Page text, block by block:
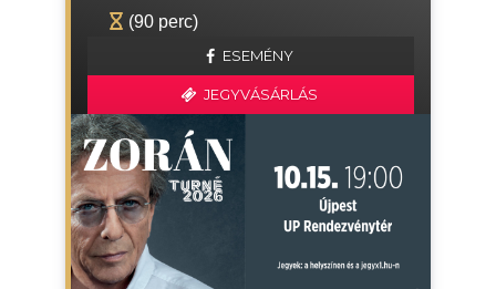
(90 perc)
ESEMÉNY
JEGYVÁSÁRLÁS